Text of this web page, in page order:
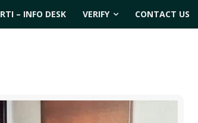
RTI – INFO DESK VERIFY CONTACT US